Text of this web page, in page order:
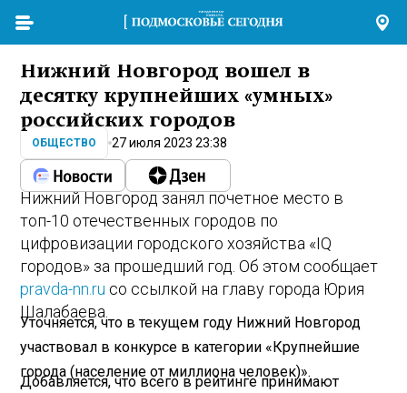
Нижний Новгород вошел в
десятку крупнейших «умных»
российских городов
ОБЩЕСТВО 27 июля 2023 23:38
Нижний Новгород занял почетное место в
топ-10 отечественных городов по
цифровизации городского хозяйства «IQ
городов» за прошедший год. Об этом сообщает
pravda-nn.ru со ссылкой на главу города Юрия
Шалабаева.
Уточняется, что в текущем году Нижний Новгород
участвовал в конкурсе в категории «Крупнейшие
города (население от миллиона человек)».
Добавляется, что всего в рейтинге принимают